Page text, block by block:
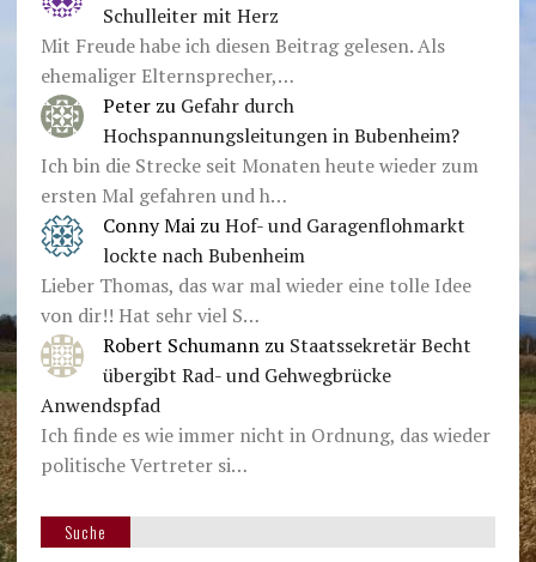
Schulleiter mit Herz
Mit Freude habe ich diesen Beitrag gelesen. Als
ehemaliger Elternsprecher,…
Peter zu Gefahr durch
Hochspannungsleitungen in Bubenheim?
Ich bin die Strecke seit Monaten heute wieder zum
ersten Mal gefahren und h…
Conny Mai zu Hof- und Garagenflohmarkt
lockte nach Bubenheim
Lieber Thomas, das war mal wieder eine tolle Idee
von dir!! Hat sehr viel S…
Robert Schumann zu Staatssekretär Becht
übergibt Rad- und Gehwegbrücke
Anwendspfad
Ich finde es wie immer nicht in Ordnung, das wieder
politische Vertreter si…
Suche